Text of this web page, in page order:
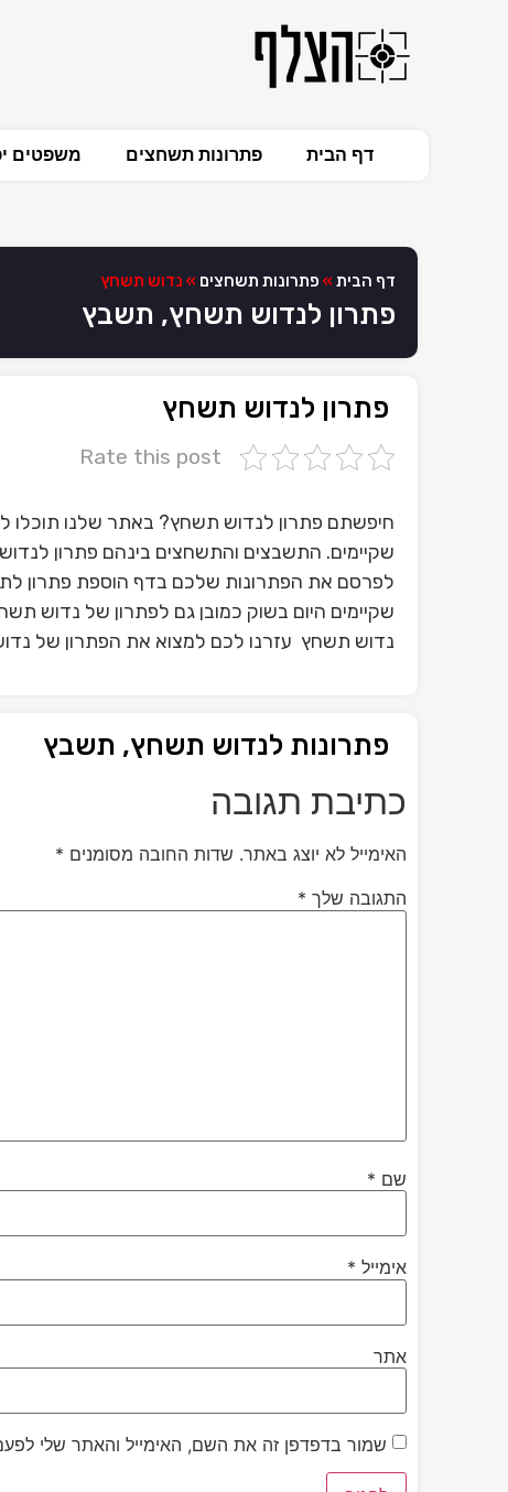
דף הבית פתרונות תשחצים משפטים
דף הבית » פתרונות תשחצים » נדוש תשחץ
פתרון לנדוש תשחץ, תשבץ
פתרון לנדוש תשחץ
Rate this post
חיפשתם פתרון לנדוש תשחץ? באתר שלנו תוכלו
שקיימים. התשבצים והתשחצים בינהם פתרון
לפרסם את הפתרונות שלכם בדף הוספת פתרון
שקיימים היום בשוק כמובן גם לפתרון של נדוש
נדוש תשחץ עזרנו לכם למצוא את הפתרון של
פתרונות לנדוש תשחץ, תשבץ
כתיבת תגובה
האימייל לא יוצג באתר. שדות החובה מסומנים *
התגובה שלך *
שם *
אימייל *
אתר
שמור בדפדפן זה את השם, האימייל והאתר שלי